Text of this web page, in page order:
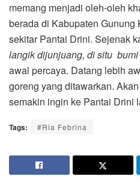
memang menjadi oleh-oleh
berada di Kabupaten
sekitar Pantai Drini. Sejenak
langik dijunjuang, di situ
awal percaya. Datang lebih
goreng yang ditawarkan.
semakin ingin ke Pantai Drini
Tags: #Ria Febrina